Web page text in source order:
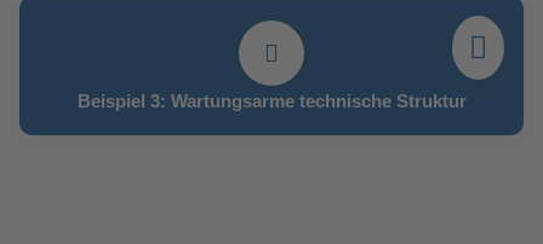
Beispiel 3: Wartungsarme technische Struktur